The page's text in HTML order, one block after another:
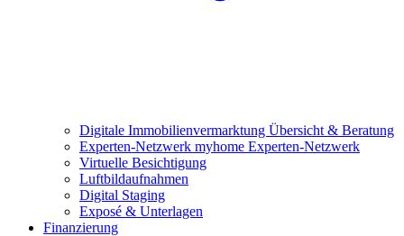
Digitale Immobilienvermarktung Übersicht & Beratung
Experten-Netzwerk myhome Experten-Netzwerk
Virtuelle Besichtigung
Luftbildaufnahmen
Digital Staging
Exposé & Unterlagen
Finanzierung